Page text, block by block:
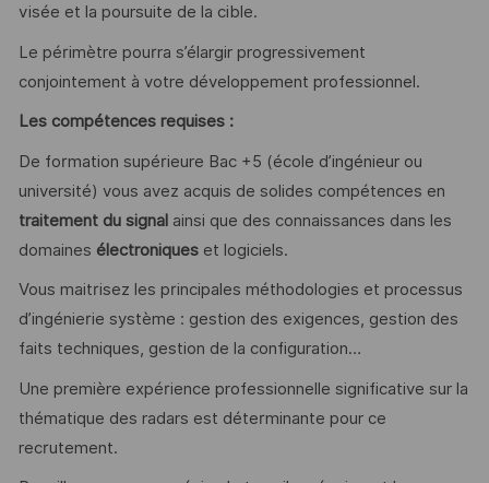
visée et la poursuite de la cible.
Le périmètre pourra s’élargir progressivement
conjointement à votre développement professionnel.
Les compétences requises :
De formation supérieure Bac +5 (école d’ingénieur ou
université) vous avez acquis de solides compétences en
traitement du signal ainsi que des connaissances dans les
domaines électroniqueset logiciels.
Vous maitrisez les principales méthodologies et processus
d’ingénierie système : gestion des exigences, gestion des
faits techniques, gestion de la configuration…
Une première expérience professionnelle significative sur la
thématique des radars est déterminante pour ce
recrutement.